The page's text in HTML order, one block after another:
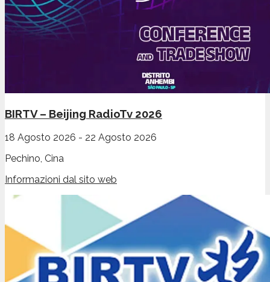
BIRTV – Beijing RadioTv 2026
18 Agosto 2026 - 22 Agosto 2026
Pechino, Cina
Informazioni dal sito web